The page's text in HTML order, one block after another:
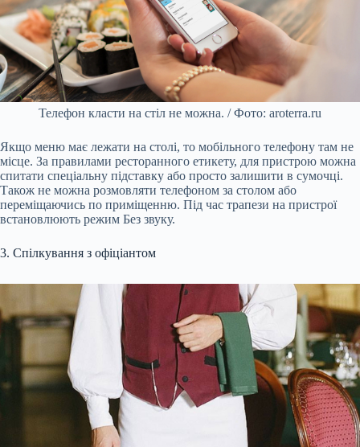
Телефон класти на стіл не можна. / Фото: aroterra.ru
Якщо меню має лежати на столі, то мобільного телефону там не
місце. За правилами ресторанного етикету, для пристрою можна
спитати спеціальну підставку або просто залишити в сумочці.
Також не можна розмовляти телефоном за столом або
переміщаючись по приміщенню. Під час трапези на пристрої
встановлюють режим Без звуку.
3. Спілкування з офіціантом